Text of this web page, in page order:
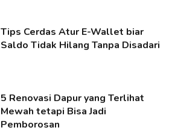
Tips Cerdas Atur E-Wallet biar
Saldo Tidak Hilang Tanpa Disadari
5 Renovasi Dapur yang Terlihat
Mewah tetapi Bisa Jadi
Pemborosan